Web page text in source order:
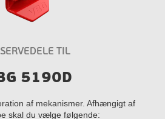
TIL
5190D
af mekanismer. Afhængigt af
skal du vælge følgende: